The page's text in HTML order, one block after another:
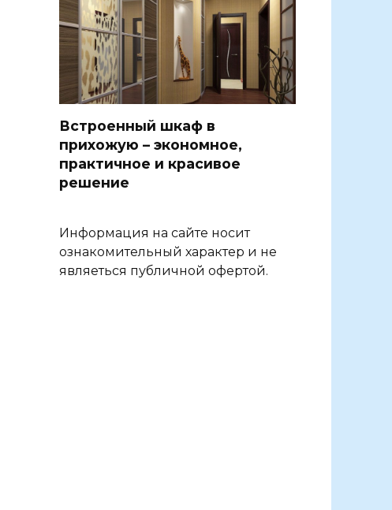
Встроенный шкаф в
прихожую – экономное,
практичное и красивое
решение
Информация на сайте носит
ознакомительный характер и не
являеться публичной офертой.